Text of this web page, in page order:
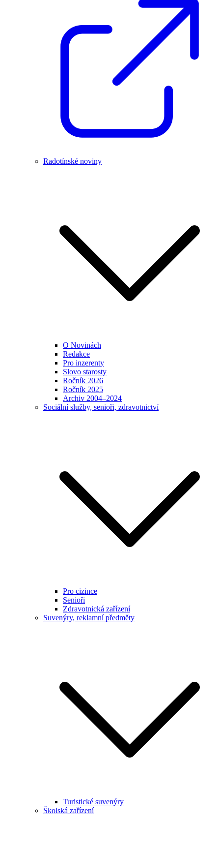
Radotínské noviny
O Novinách
Redakce
Pro inzerenty
Slovo starosty
Ročník 2026
Ročník 2025
Archiv 2004–2024
Sociální služby, senioři, zdravotnictví
Pro cizince
Senioři
Zdravotnická zařízení
Suvenýry, reklamní předměty
Turistické suvenýry
Školská zařízení